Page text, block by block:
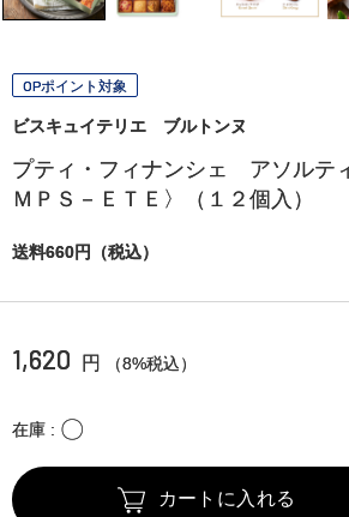
OPポイント対象
ビスキュイテリエ ブルトンヌ
プティ・フィナンシェ アソルテ
ＭＰＳ－ＥＴＥ〉（１２個入）
送料660円（税込）
1,620 円 （8%税込）
在庫 〇
カートに入れる